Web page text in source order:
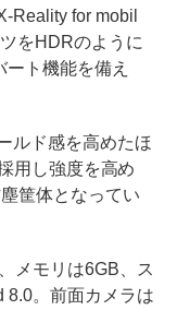
Reality for mobil
をHDRのように
ト機能を備え
ルド感を高めたほ
用し強度を高め
筐体となってい
メモリは6GB、ス
8.0。前面カメラは